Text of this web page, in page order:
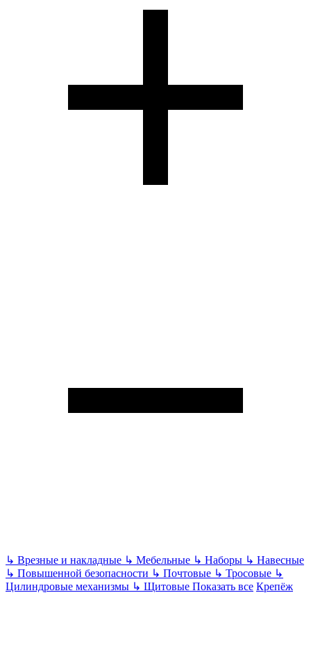
↳ Врезные и накладные ↳ Мебельные ↳ Наборы ↳ Навесные
↳ Повышенной безопасности ↳ Почтовые ↳ Тросовые ↳
Цилиндровые механизмы ↳ Щитовые Показать все Крепёж